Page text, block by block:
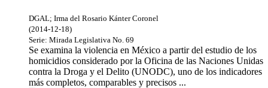
DGAL; Irma del Rosario Kánter Coronel
(2014-12-18)
Serie: Mirada Legislativa No. 69
Se examina la violencia en México a partir del estudio de los
homicidios considerado por la Oficina de las Naciones Unidas
contra la Droga y el Delito (UNODC), uno de los indicadores
más completos, comparables y precisos ...